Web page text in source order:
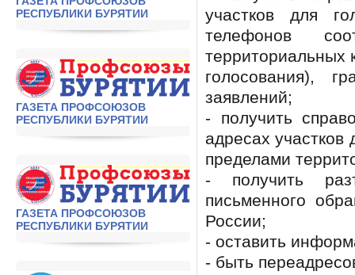
РЕСПУБЛИКИ БУРЯТИИ
ГАЗЕТА ПРОФСОЮЗОВ
РЕСПУБЛИКИ БУРЯТИИ
ГАЗЕТА ПРОФСОЮЗОВ
РЕСПУБЛИКИ БУРЯТИИ
участков для
телефонов
территориальных
голосования),
заявлений;
- получить
адресах участков
пределами
- получить
письменного
России;
- оставить
- быть